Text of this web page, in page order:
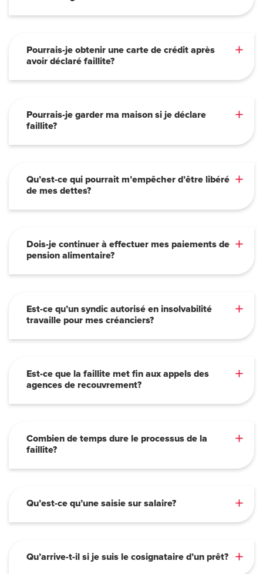
Pourrais-je obtenir une carte de crédit après
avoir déclaré faillite?
Pourrais-je garder ma maison si je déclare
faillite?
Qu’est-ce qui pourrait m’empêcher d’être libéré
de mes dettes?
Dois-je continuer à effectuer mes paiements de
pension alimentaire?
Est-ce qu’un syndic autorisé en insolvabilité
travaille pour mes créanciers?
Est-ce que la faillite met fin aux appels des
agences de recouvrement?
Combien de temps dure le processus de la
faillite?
Qu’est-ce qu’une saisie sur salaire?
Qu’arrive-t-il si je suis le cosignataire d’un prêt?